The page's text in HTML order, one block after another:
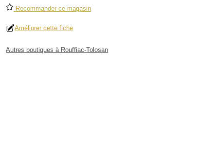
Recommander ce magasin
Améliorer cette fiche
Autres boutiques à Rouffiac-Tolosan